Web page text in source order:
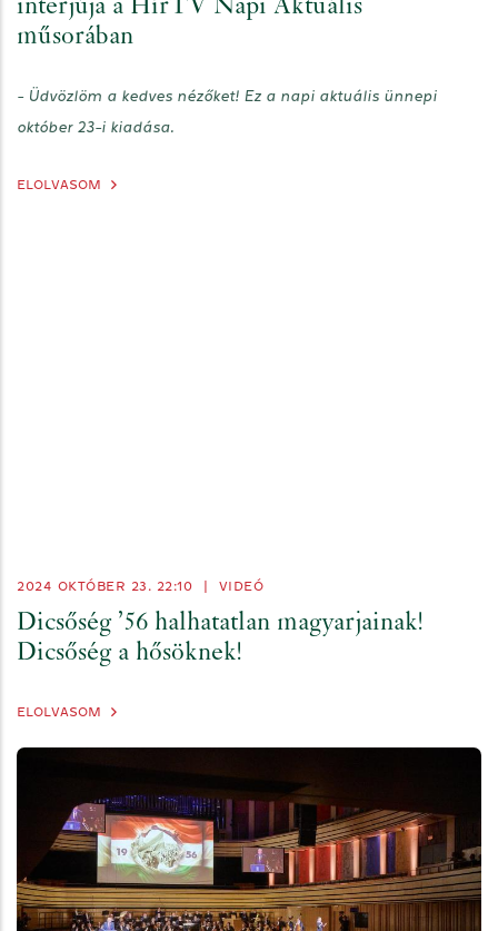
interjúja a HírTV Napi Aktuális
műsorában
- Üdvözlöm a kedves nézőket! Ez a napi aktuális ünnepi
október 23-i kiadása.
ELOLVASOM
2024 OKTÓBER 23. 22:10 VIDEÓ
Dicsőség ’56 halhatatlan magyarjainak!
Dicsőség a hősöknek!
ELOLVASOM